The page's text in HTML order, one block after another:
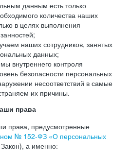
данным есть только
количества наших
в целях выполнения
наших сотрудников, занятых
данных;
внутреннего контроля
безопасности персональных
несоответствий в самые
их причины.
права
права, предусмотренные
№ 152-ФЗ «О персональных
а именно: